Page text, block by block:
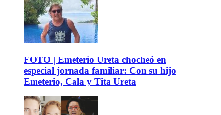
FOTO | Emeterio Ureta chocheó en
especial jornada familiar: Con su hijo
Emeterio, Cala y Tita Ureta